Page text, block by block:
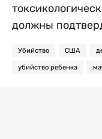
должны
Убийство США
убийство ребенка